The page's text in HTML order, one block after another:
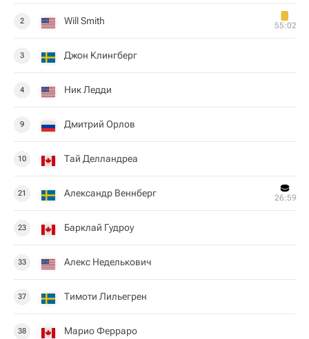
2 Will Smith 55:02
3 Джон Клингберг
4 Ник Ледди
9 Дмитрий Орлов
10 Тай Делландреа
21 Александр Веннберг 26:59
23 Барклай Гудроу
33 Алекс Неделькович
37 Тимоти Лильегрен
38 Марио Ферраро